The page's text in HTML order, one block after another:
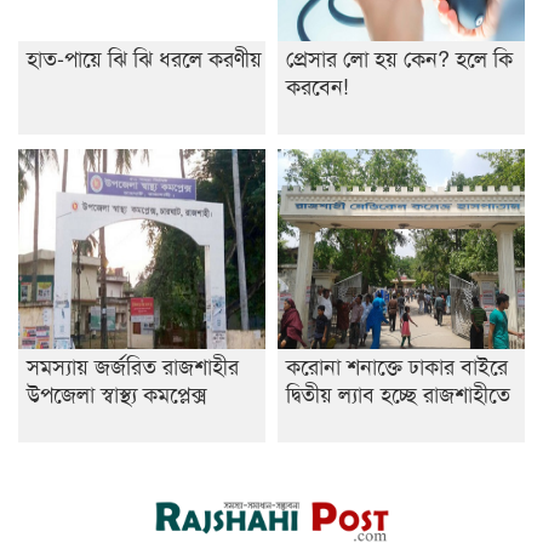
হাত-পায়ে ঝি ঝি ধরলে করণীয়
প্রেসার লো হয় কেন? হলে কি
করবেন!
সমস্যায় জর্জরিত রাজশাহীর
উপজেলা স্বাস্থ্য কমপ্লেক্স
করোনা শনাক্তে ঢাকার বাইরে
দ্বিতীয় ল্যাব হচ্ছে রাজশাহীতে